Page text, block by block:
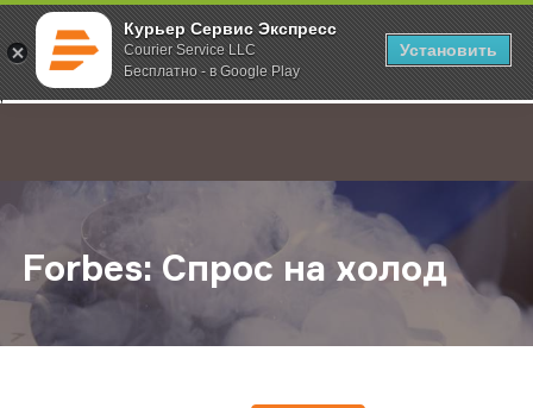
Курьер Сервис Экспресс
Courier Service LLC
Бесплатно - в Google Play
Установить
;
Главная О компании Новости Forbes: Спрос на холод
Forbes: Спрос на холод